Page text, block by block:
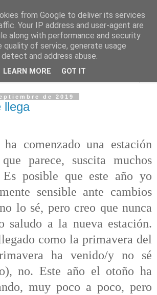
SILENCIOSO
Valadé del Río
de 2019
llega
comenzado una estación
parece, suscita muchos
Es posible que este año yo
sensible ante cambios
lo sé, pero creo que nunca
saludo a la nueva estación.
como la primavera del
ha venido/y no sé
no. Este año el otoño ha
muy poco a poco, pero
from Google to deliver its services
Your IP address and user-agent are
along with performance and security
quality of service, generate usage
and address abuse.
LEARN MORE GOT IT